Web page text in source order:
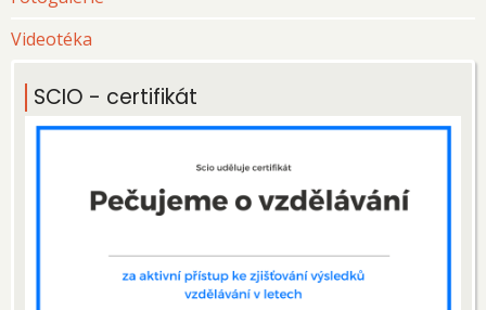
Videotéka
SCIO - certifikát